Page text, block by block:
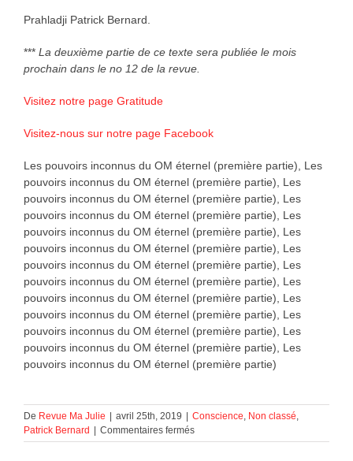
Prahladji Patrick Bernard.
*** La deuxième partie de ce texte sera publiée le mois
prochain dans le no 12 de la revue.
Visitez notre page Gratitude
Visitez-nous sur notre page Facebook
Les pouvoirs inconnus du OM éternel (première partie), Les
pouvoirs inconnus du OM éternel (première partie), Les
pouvoirs inconnus du OM éternel (première partie), Les
pouvoirs inconnus du OM éternel (première partie), Les
pouvoirs inconnus du OM éternel (première partie), Les
pouvoirs inconnus du OM éternel (première partie), Les
pouvoirs inconnus du OM éternel (première partie), Les
pouvoirs inconnus du OM éternel (première partie), Les
pouvoirs inconnus du OM éternel (première partie), Les
pouvoirs inconnus du OM éternel (première partie), Les
pouvoirs inconnus du OM éternel (première partie), Les
pouvoirs inconnus du OM éternel (première partie), Les
pouvoirs inconnus du OM éternel (première partie)
De Revue Ma Julie avril 25th, 2019 Conscience, Non classé,
Patrick Bernard
Commentaires ferméssur
Les